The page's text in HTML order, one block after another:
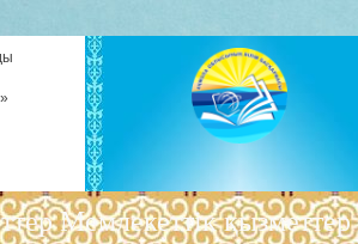
Мемлекеттік қызметтер